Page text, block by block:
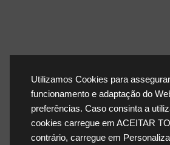
Utilizamos Cookies para
funcionamento e adaptação do
preferências. Caso consinta a
cookies carregue em ACEITAR
contrário, carregue em